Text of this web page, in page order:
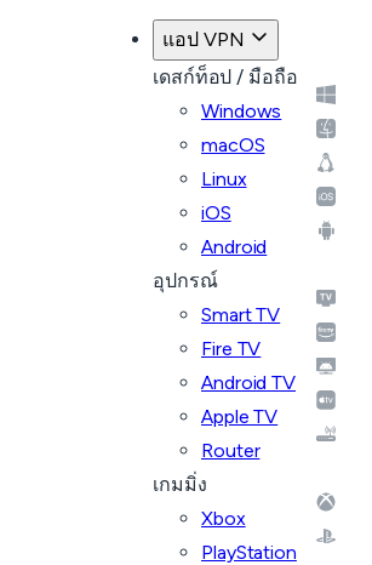
แอป VPN
เดสก์ท็อป / มือถือ
Windows
macOS
Linux
iOS
Android
อุปกรณ์
Smart TV
Fire TV
Android TV
Apple TV
Router
เกมมิ่ง
Xbox
PlayStation